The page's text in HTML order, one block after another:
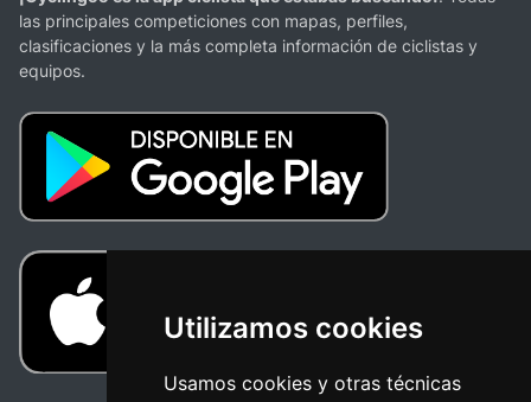
Utilizamos cookies
Usamos cookies y otras técnicas
las principales competiciones con mapas, perfiles,
clasificaciones y la más completa información de ciclistas y
equipos.